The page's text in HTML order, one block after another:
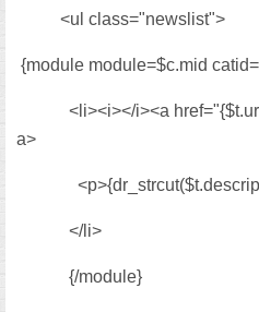
<ul class="newslist">
{module module=$c.mid
<li><i></i><a
a>
</li>
{/module}